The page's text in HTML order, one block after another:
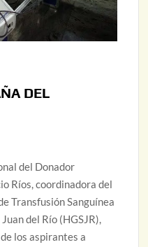
DEL
del Donador
Ríos, coordinadora del
Transfusión Sanguínea
del Río (HGSJR),
los aspirantes a